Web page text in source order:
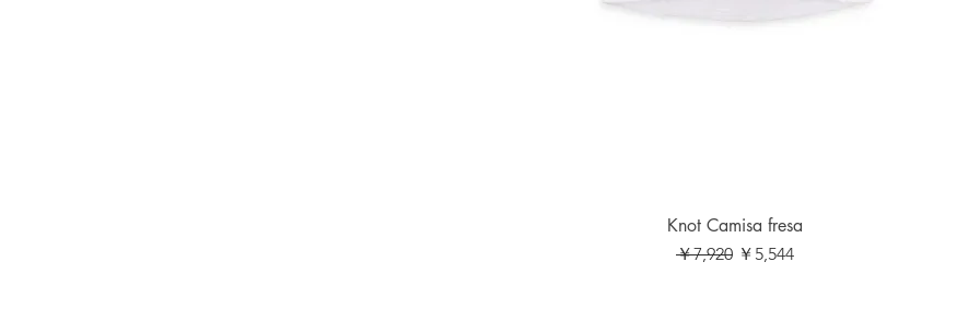
Knot Camisa fresa
通常価格
￥7,920 セール価格
￥5,544